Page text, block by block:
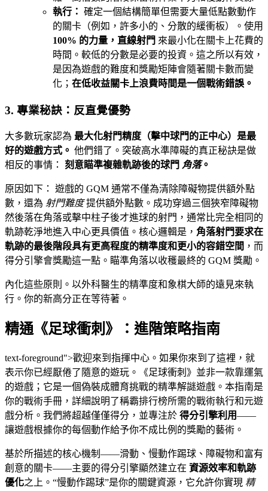
執行： 確定一個結構簡單但需要大量低點數動作
的關卡（例如，許多小的、分散的緩衝板）。使用
100% 的力量，直線射門 來最小化在關卡上花費的
時間。較低的分數是必要的投資。這之所以有效，
是因為遊戲的難度和獎勵矩陣會隨著關卡數而變
化； 在低收益關卡上浪費時間是一個戰術錯誤。
3. 專業秘訣：反直覺優勢
大多數玩家認為 最大化射門精度（擊中球門的正中心）是最
好的遊戲方式。 他們錯了。突破高水準障礙的真正秘訣是做
相反的事情： 刻意瞄準複雜軌跡後的球門 角落。
原因如下： 遊戲的 GQM 通常不僅為清除障礙物提供額外點
數，還為 射門難度提供額外點數。成功穿過三個狹窄障礙物
然後落在角落或擊中柱子後才進球的射門，通常比完全相同的
軌跡乾淨地進入中心更具價值。核心邏輯是， 角落射門要求在
軌跡的最後階段具有更高程度的精準度和更小的容錯空間 ，而
得分引擎會獎勵這一點。瞄準角落以收穫最終的 GQM 獎勵。
內化這些原則。以外科醫生的精準度和象棋大師的遠見來執
行。你的新高分正在等待著。
精通《足球衝刺》：進階策略指南
text-foreground">歡迎來到指揮中心。如果你來到了這裡，就
表示你已經厭倦了隨意的遊玩。《足球衝刺》並非一款靠運氣
的遊戲；它是一個偽裝成體育挑戰的精準解謎遊戲。本指南是
你的戰術手冊，詳細說明了稱霸排行榜所需的戰術執行和元遊
戲分析。我們將超越僅僅得分，並專注於 得分引擎利用——
讓遊戲根據你的每個動作給予你不成比例的獎勵的藝術。
基於所描述的核心機制——滑動、慢動作踢球、障礙物和富有
創意的關卡——主要的得分引擎顯然建立在 資源效率和軌跡
優化之上。“慢動作踢球”是你的關鍵資源，它允許你實現 精